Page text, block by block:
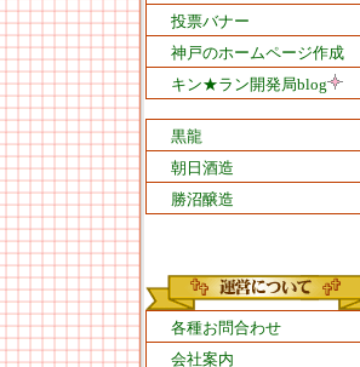
投票バナー
神戸のホームページ作成
キン★ラン開発局blog
黒龍
朝日酒造
勝沼醸造
各種お問合わせ
会社案内